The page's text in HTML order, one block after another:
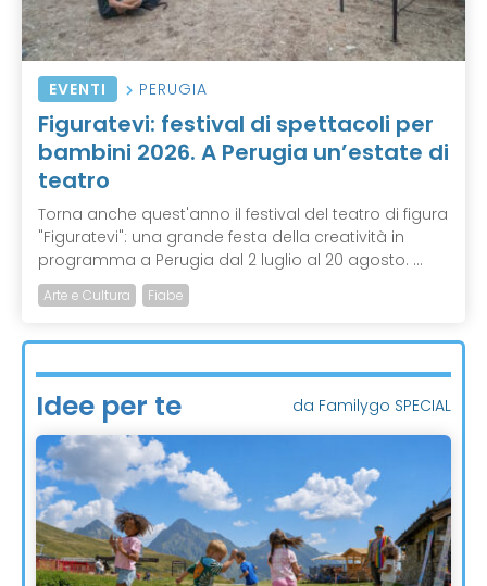
EVENTI PERUGIA
Figuratevi: festival di spettacoli per
bambini 2026. A Perugia un’estate di
teatro
Torna anche quest'anno il festival del teatro di figura
"Figuratevi": una grande festa della creatività in
programma a Perugia dal 2 luglio al 20 agosto. ...
Arte e Cultura Fiabe
Idee per te da Familygo SPECIAL